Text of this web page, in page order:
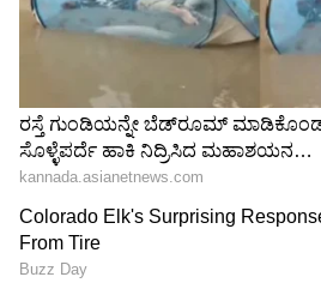
ಐತಿಹಾಸಿಕ ಸಿನಿಮಾ
ಈ ಮೂಲಕ ಸಂದೀಪ್‌ ಸಿಂಗ್‌
ಸುಮಾರು 500 ಕೋಟಿ ರು.
ಐತಿಹಾಸಿಕ ಸಿನಿಮಾವಾಗಿ
ಭಾಗ 2028ರಲ್ಲಿ
2029ರಲ್ಲಿ ರಿಲೀಸ್‌ ಆಗಲಿದೆ